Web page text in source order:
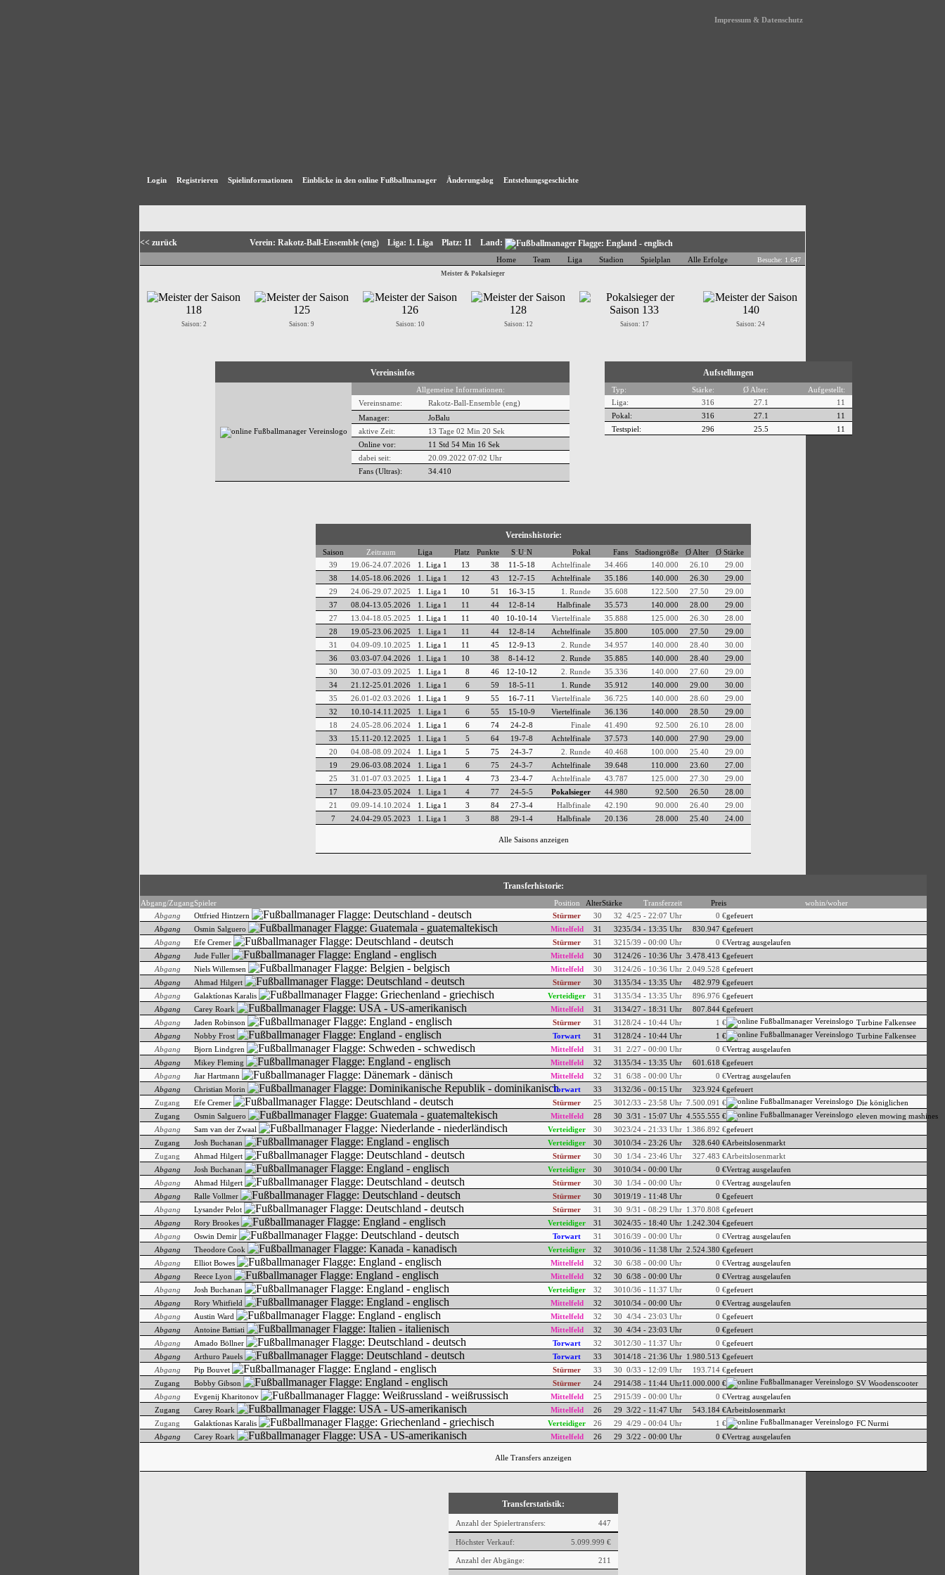
Impressum & Datenschutz
Login Registrieren Spielinformationen Einblicke in den online Fußballmanager Änderungslog Entstehungsgeschichte
<< zurück Verein: Rakotz-Ball-Ensemble (eng) Liga: 1. Liga Platz: 11 Land:
Home Team Liga Stadion Spielplan Alle Erfolge Besuche: 1.647
Meister & Pokalsieger
Saison: 2 Saison: 9 Saison: 10 Saison: 12 Saison: 17 Saison: 24
Vereinsinfos
Allgemeine Informationen:
Vereinsname:
Rakotz-Ball-Ensemble (eng)
Manager:
JoBalu
aktive Zeit:
13 Tage 02 Min 20 Sek
Online vor:
11 Std 54 Min 17 Sek
dabei seit:
20.09.2022 07:02 Uhr
Fans (Ultras):
34.410
Aufstellungen
Typ: Stärke: Ø Alter:
Aufgestellt:
Liga:
316 27.1
11
Pokal:
316 27.1
11
Testspiel:
296 25.5 11
Vereinshistorie:
Saison Zeitraum Liga Platz Punkte S-U-N Pokal Fans Stadiongröße Ø Alter
Ø Stärke
39
19.06-24.07.2026 1. Liga 1 13 38 11-5-18 Achtelfinale 34.466 140.000 26.10
29.00
38
14.05-18.06.2026 1. Liga 1 12 43 12-7-15 Achtelfinale 35.186 140.000 26.30
29.00
29
24.06-29.07.2025 1. Liga 1 10 51 16-3-15 1. Runde 35.608 122.500 27.50
29.00
37
08.04-13.05.2026 1. Liga 1 11 44 12-8-14 Halbfinale 35.573 140.000 28.00
29.00
27
13.04-18.05.2025 1. Liga 1 11 40 10-10-14 Viertelfinale 35.888 125.000 26.30
28.00
28
19.05-23.06.2025 1. Liga 1 11 44 12-8-14 Achtelfinale 35.800 105.000 27.50
29.00
31
04.09-09.10.2025 1. Liga 1 11 45 12-9-13 2. Runde 34.957 140.000 28.40
30.00
36
03.03-07.04.2026 1. Liga 1 10 38 8-14-12 2. Runde 35.885 140.000 28.40
29.00
30
30.07-03.09.2025 1. Liga 1 8 46 12-10-12 2. Runde 35.336 140.000 27.60
29.00
34
21.12-25.01.2026 1. Liga 1 6 59 18-5-11 1. Runde 35.912 140.000 29.00
30.00
35
26.01-02.03.2026 1. Liga 1 9 55 16-7-11 Viertelfinale 36.725 140.000 28.60
29.00
32
10.10-14.11.2025 1. Liga 1 6 55 15-10-9 Viertelfinale 36.136 140.000 28.50
29.00
18
24.05-28.06.2024 1. Liga 1 6 74 24-2-8 Finale 41.490 92.500 26.10
28.00
33
15.11-20.12.2025 1. Liga 1 5 64 19-7-8 Achtelfinale 37.573 140.000 27.90
29.00
20
04.08-08.09.2024 1. Liga 1 5 75 24-3-7 2. Runde 40.468 100.000 25.40
29.00
19
29.06-03.08.2024 1. Liga 1 6 75 24-3-7 Achtelfinale 39.648 110.000 23.60
27.00
25
31.01-07.03.2025 1. Liga 1 4 73 23-4-7 Achtelfinale 43.787 125.000 27.30
29.00
17
18.04-23.05.2024 1. Liga 1 4 77 24-5-5 Pokalsieger 44.980 92.500 26.50
28.00
21
09.09-14.10.2024 1. Liga 1 3 84 27-3-4 Halbfinale 42.190 90.000 26.40
29.00
7
24.04-29.05.2023 1. Liga 1 3 88 29-1-4 Halbfinale 20.136 28.000 25.40 24.00
Alle Saisons anzeigen
Transferhistorie:
Abgang/ZugangSpieler Position AlterStärke Transferzeit Preis
wohin/woher
Abgang
Ottfried Hintzern Stürmer 30 32 4/25 - 22:07 Uhr 0 €gefeuert
Abgang
Osmin Salguero Mittelfeld 31 3235/34 - 13:35 Uhr 830.947 €gefeuert
Abgang
Efe Cremer Stürmer 31 3215/39 - 00:00 Uhr 0 €Vertrag ausgelaufen
Abgang
Jude Fuller Mittelfeld 30 3124/26 - 10:36 Uhr 3.478.413 €gefeuert
Abgang
Niels Willemsen Mittelfeld 30 3124/26 - 10:36 Uhr 2.049.528 €gefeuert
Abgang
Ahmad Hilgert Stürmer 30 3135/34 - 13:35 Uhr 482.979 €gefeuert
Abgang
Galaktíonas Karalis Verteidiger 31 3135/34 - 13:35 Uhr 896.976 €gefeuert
Abgang
Carey Roark Mittelfeld 31 3134/27 - 18:31 Uhr 807.844 €gefeuert
Abgang
Jaden Robinson Stürmer 31 3128/24 - 10:44 Uhr 1 €
Turbine Falkensee
Abgang
Nobby Frost Torwart 31 3128/24 - 10:44 Uhr 1 €
Turbine Falkensee
Abgang
Bjorn Lindgren Mittelfeld 31 31 2/27 - 00:00 Uhr 0 €Vertrag ausgelaufen
Abgang
Mikey Fleming Mittelfeld 32 3135/34 - 13:35 Uhr 601.618 €gefeuert
Abgang
Jiar Hartmann Mittelfeld 32 31 6/38 - 00:00 Uhr 0 €Vertrag ausgelaufen
Abgang
Christian Morin Torwart 33 3132/36 - 00:15 Uhr 323.924 €gefeuert
Zugang
Efe Cremer Stürmer 25 3012/33 - 23:58 Uhr 7.500.091 €
Die königlichen
Zugang
Osmin Salguero Mittelfeld 28 30 3/31 - 15:07 Uhr 4.555.555 €
eleven mowing mashines
Abgang
Sam van der Zwaal Verteidiger 30 3023/24 - 21:33 Uhr 1.386.892 €gefeuert
Zugang
Josh Buchanan Verteidiger 30 3010/34 - 23:26 Uhr 328.640 €Arbeitslosenmarkt
Zugang
Ahmad Hilgert Stürmer 30 30 1/34 - 23:46 Uhr 327.483 €Arbeitslosenmarkt
Abgang
Josh Buchanan Verteidiger 30 3010/34 - 00:00 Uhr 0 €Vertrag ausgelaufen
Abgang
Ahmad Hilgert Stürmer 30 30 1/34 - 00:00 Uhr 0 €Vertrag ausgelaufen
Abgang
Ralle Vollmer Stürmer 30 3019/19 - 11:48 Uhr 0 €gefeuert
Abgang
Lysander Pelot Stürmer 31 30 9/31 - 08:29 Uhr 1.370.808 €gefeuert
Abgang
Rory Brookes Verteidiger 31 3024/35 - 18:40 Uhr 1.242.304 €gefeuert
Abgang
Oswin Demir Torwart 31 3016/39 - 00:00 Uhr 0 €Vertrag ausgelaufen
Abgang
Theodore Cook Verteidiger 32 3010/36 - 11:38 Uhr 2.524.380 €gefeuert
Abgang
Elliot Bowes Mittelfeld 32 30 6/38 - 00:00 Uhr 0 €Vertrag ausgelaufen
Abgang
Reece Lyon Mittelfeld 32 30 6/38 - 00:00 Uhr 0 €Vertrag ausgelaufen
Abgang
Josh Buchanan Verteidiger 32 3010/36 - 11:37 Uhr 0 €gefeuert
Abgang
Rory Whitfield Mittelfeld 32 3010/34 - 00:00 Uhr 0 €Vertrag ausgelaufen
Abgang
Austin Ward Mittelfeld 32 30 4/34 - 23:03 Uhr 0 €gefeuert
Abgang
Antoine Battiati Mittelfeld 32 30 4/34 - 23:03 Uhr 0 €gefeuert
Abgang
Amado Böllner Torwart 32 3012/30 - 11:37 Uhr 0 €gefeuert
Abgang
Arthuro Pauels Torwart 33 3014/18 - 21:36 Uhr 1.980.513 €gefeuert
Abgang
Pip Bouvet Stürmer 33 30 0/33 - 12:09 Uhr 193.714 €gefeuert
Zugang
Bobby Gibson Stürmer 24 2914/38 - 11:44 Uhr11.000.000 €
SV Woodenscooter
Abgang
Evgenij Kharitonov Mittelfeld 25 2915/39 - 00:00 Uhr 0 €Vertrag ausgelaufen
Zugang
Carey Roark Mittelfeld 26 29 3/22 - 11:47 Uhr 543.184 €Arbeitslosenmarkt
Zugang
Galaktíonas Karalis Verteidiger 26 29 4/29 - 00:04 Uhr 1 €
FC Nurmi
Abgang
Carey Roark Mittelfeld 26 29 3/22 - 00:00 Uhr 0 €Vertrag ausgelaufen
Alle Transfers anzeigen
Transferstatistik:
Anzahl der Spielertransfers: 447
Höchster Verkauf: 5.099.999 €
Anzahl der Abgänge: 211